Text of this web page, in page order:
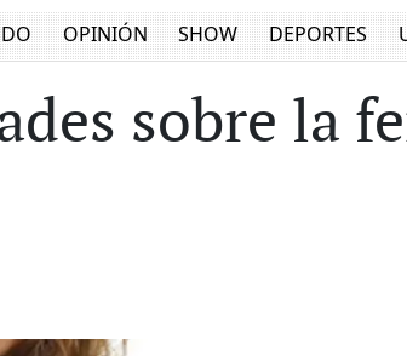
OPINIÓN SHOW DEPORTES
sobre la